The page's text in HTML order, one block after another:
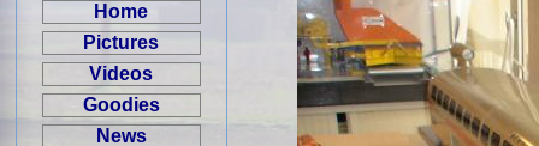
Home
Pictures
Videos
Goodies
News